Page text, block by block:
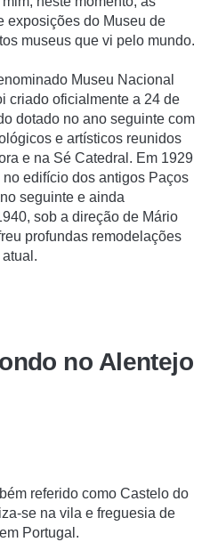
exposições do Museu de
museus que vi pelo mundo.
Museu Nacional
criado oficialmente a 24 de
dotado no ano seguinte com
e artísticos reunidos
e na Sé Catedral. Em 1929
edifício dos antigos Paços
seguinte e ainda
sob a direção de Mário
profundas remodelações
no Alentejo
referido como Castelo do
se na vila e freguesia de
Portugal.